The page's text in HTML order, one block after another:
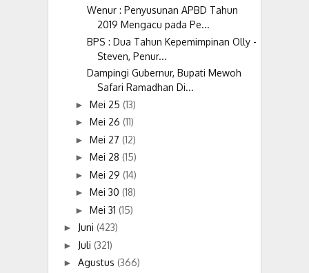
Wenur : Penyusunan APBD Tahun
2019 Mengacu pada Pe...
BPS : Dua Tahun Kepemimpinan Olly -
Steven, Penur...
Dampingi Gubernur, Bupati Mewoh
Safari Ramadhan Di...
► Mei 25 (13)
► Mei 26 (11)
► Mei 27 (12)
► Mei 28 (15)
► Mei 29 (14)
► Mei 30 (18)
► Mei 31 (15)
► Juni (423)
► Juli (321)
► Agustus (366)